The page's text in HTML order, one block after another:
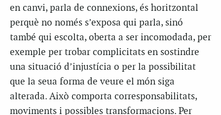
en canvi, parla de connexions, és horitzontal
perquè no només s’exposa qui parla, sinó
també qui escolta, oberta a ser incomodada, per
exemple per trobar complicitats en sostindre
una situació d’injustícia o per la possibilitat
que la seua forma de veure el món siga
alterada. Això comporta corresponsabilitats,
moviments i possibles transformacions. Per